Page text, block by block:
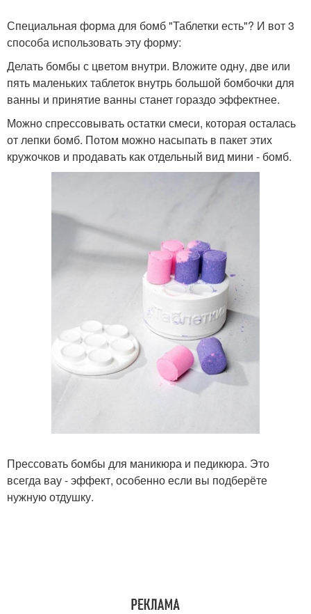
Специальная форма для бомб "Таблетки есть"? И вот 3
способа использовать эту форму:
Делать бомбы с цветом внутри. Вложите одну, две или
пять маленьких таблеток внутрь большой бомбочки для
ванны и принятие ванны станет гораздо эффектнее.
Можно спрессовывать остатки смеси, которая осталась
от лепки бомб. Потом можно насыпать в пакет этих
кружочков и продавать как отдельный вид мини - бомб.
Прессовать бомбы для маникюра и педикюра. Это
всегда вау - эффект, особенно если вы подберёте
нужную отдушку.